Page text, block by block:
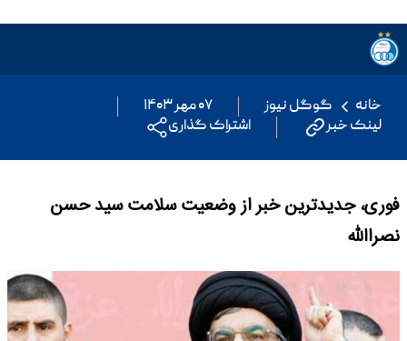
خانه گوگل نیوز
۰۷ مهر ۱۴۰۳
لینک خبر
اشتراک گذاری
فوری، جدیدترین خبر از وضعیت سلامت سید حسن
نصراالله